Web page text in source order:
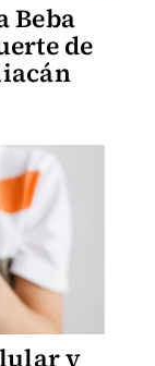
Beba
de
y